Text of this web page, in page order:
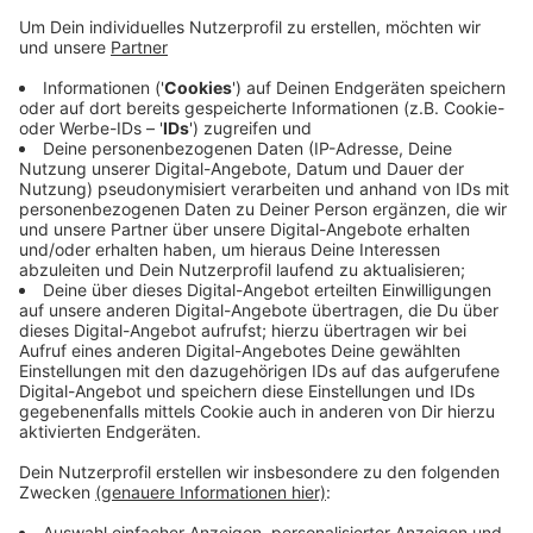
Zwei Monate lang können Radfahrer unter
fahrradklima-test.adfc.deihre Einschätzung zum
Radverkehr in Siegen abgeben. Ziel ist, die
Zufriedenheit der Radfahrer hier in den nächsten
Jahren zu verbessern und mehr Menschen für das
Radfahren zu begeistern. Die Stadt hofft auf eine
rege Beteiligung, um möglichst aussagekräftige
Ergebnisse zu erhalten, heißt es in einer Mitteilung.
Eine Veröffentlichung der Umfrage-Ergebnisse ist für
das kommende Frühjahr geplant.
Anzeige